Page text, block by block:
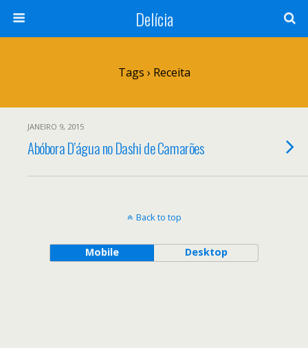
Delícia
Tags › Receita
JANEIRO 9, 2015
Abóbora D’água no Dashi de Camarões
Back to top
Mobile Desktop